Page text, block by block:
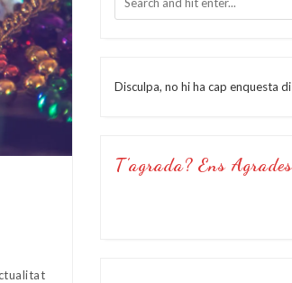
Disculpa, no hi ha cap enquesta
T’agrada? Ens